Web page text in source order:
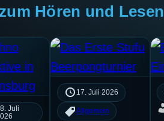
Hören und Lesen
Juli
17. Juli 2026
Allgemein